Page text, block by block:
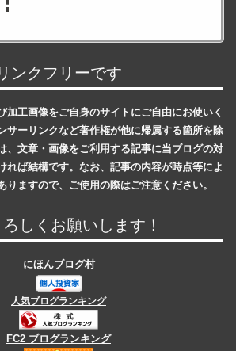
ンクフリーです
加工画像をご自身のサイトにご自由にお使いく
サーリンクなど著作権が他に帰属する箇所を除
、文章・画像をご利用する記事に当ブログの対
れば結構です。なお、記事の内容が時点等によ
りますので、ご使用の際はご注意ください。
しくお願いします！
にほんブログ村
人気ブログランキング
FC2 ブログランキング